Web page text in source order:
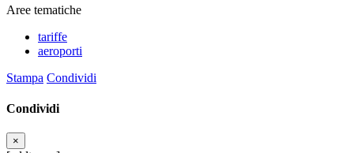
Aree tematiche
tariffe
aeroporti
Stampa Condividi
Condividi
×